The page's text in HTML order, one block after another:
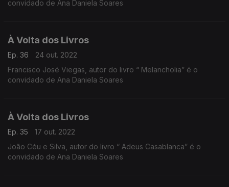
convidado de Ana Daniela Soares
À Volta dos Livros
Ep. 36
24 out. 2022
Francisco José Viegas, autor do livro “ Melancholia” é o
convidado de Ana Daniela Soares
À Volta dos Livros
Ep. 35
17 out. 2022
João Céu e Silva, autor do livro “ Adeus Casablanca” é o
convidado de Ana Daniela Soares